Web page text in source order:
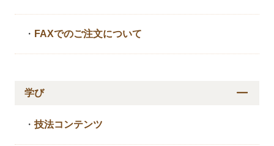
・ FAXでのご注文について
学び
・技法コンテンツ